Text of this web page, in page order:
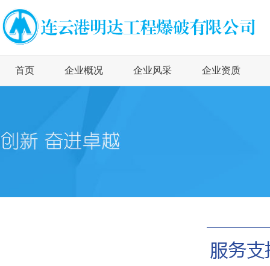
首页 企业概况 企业风采 企业资质